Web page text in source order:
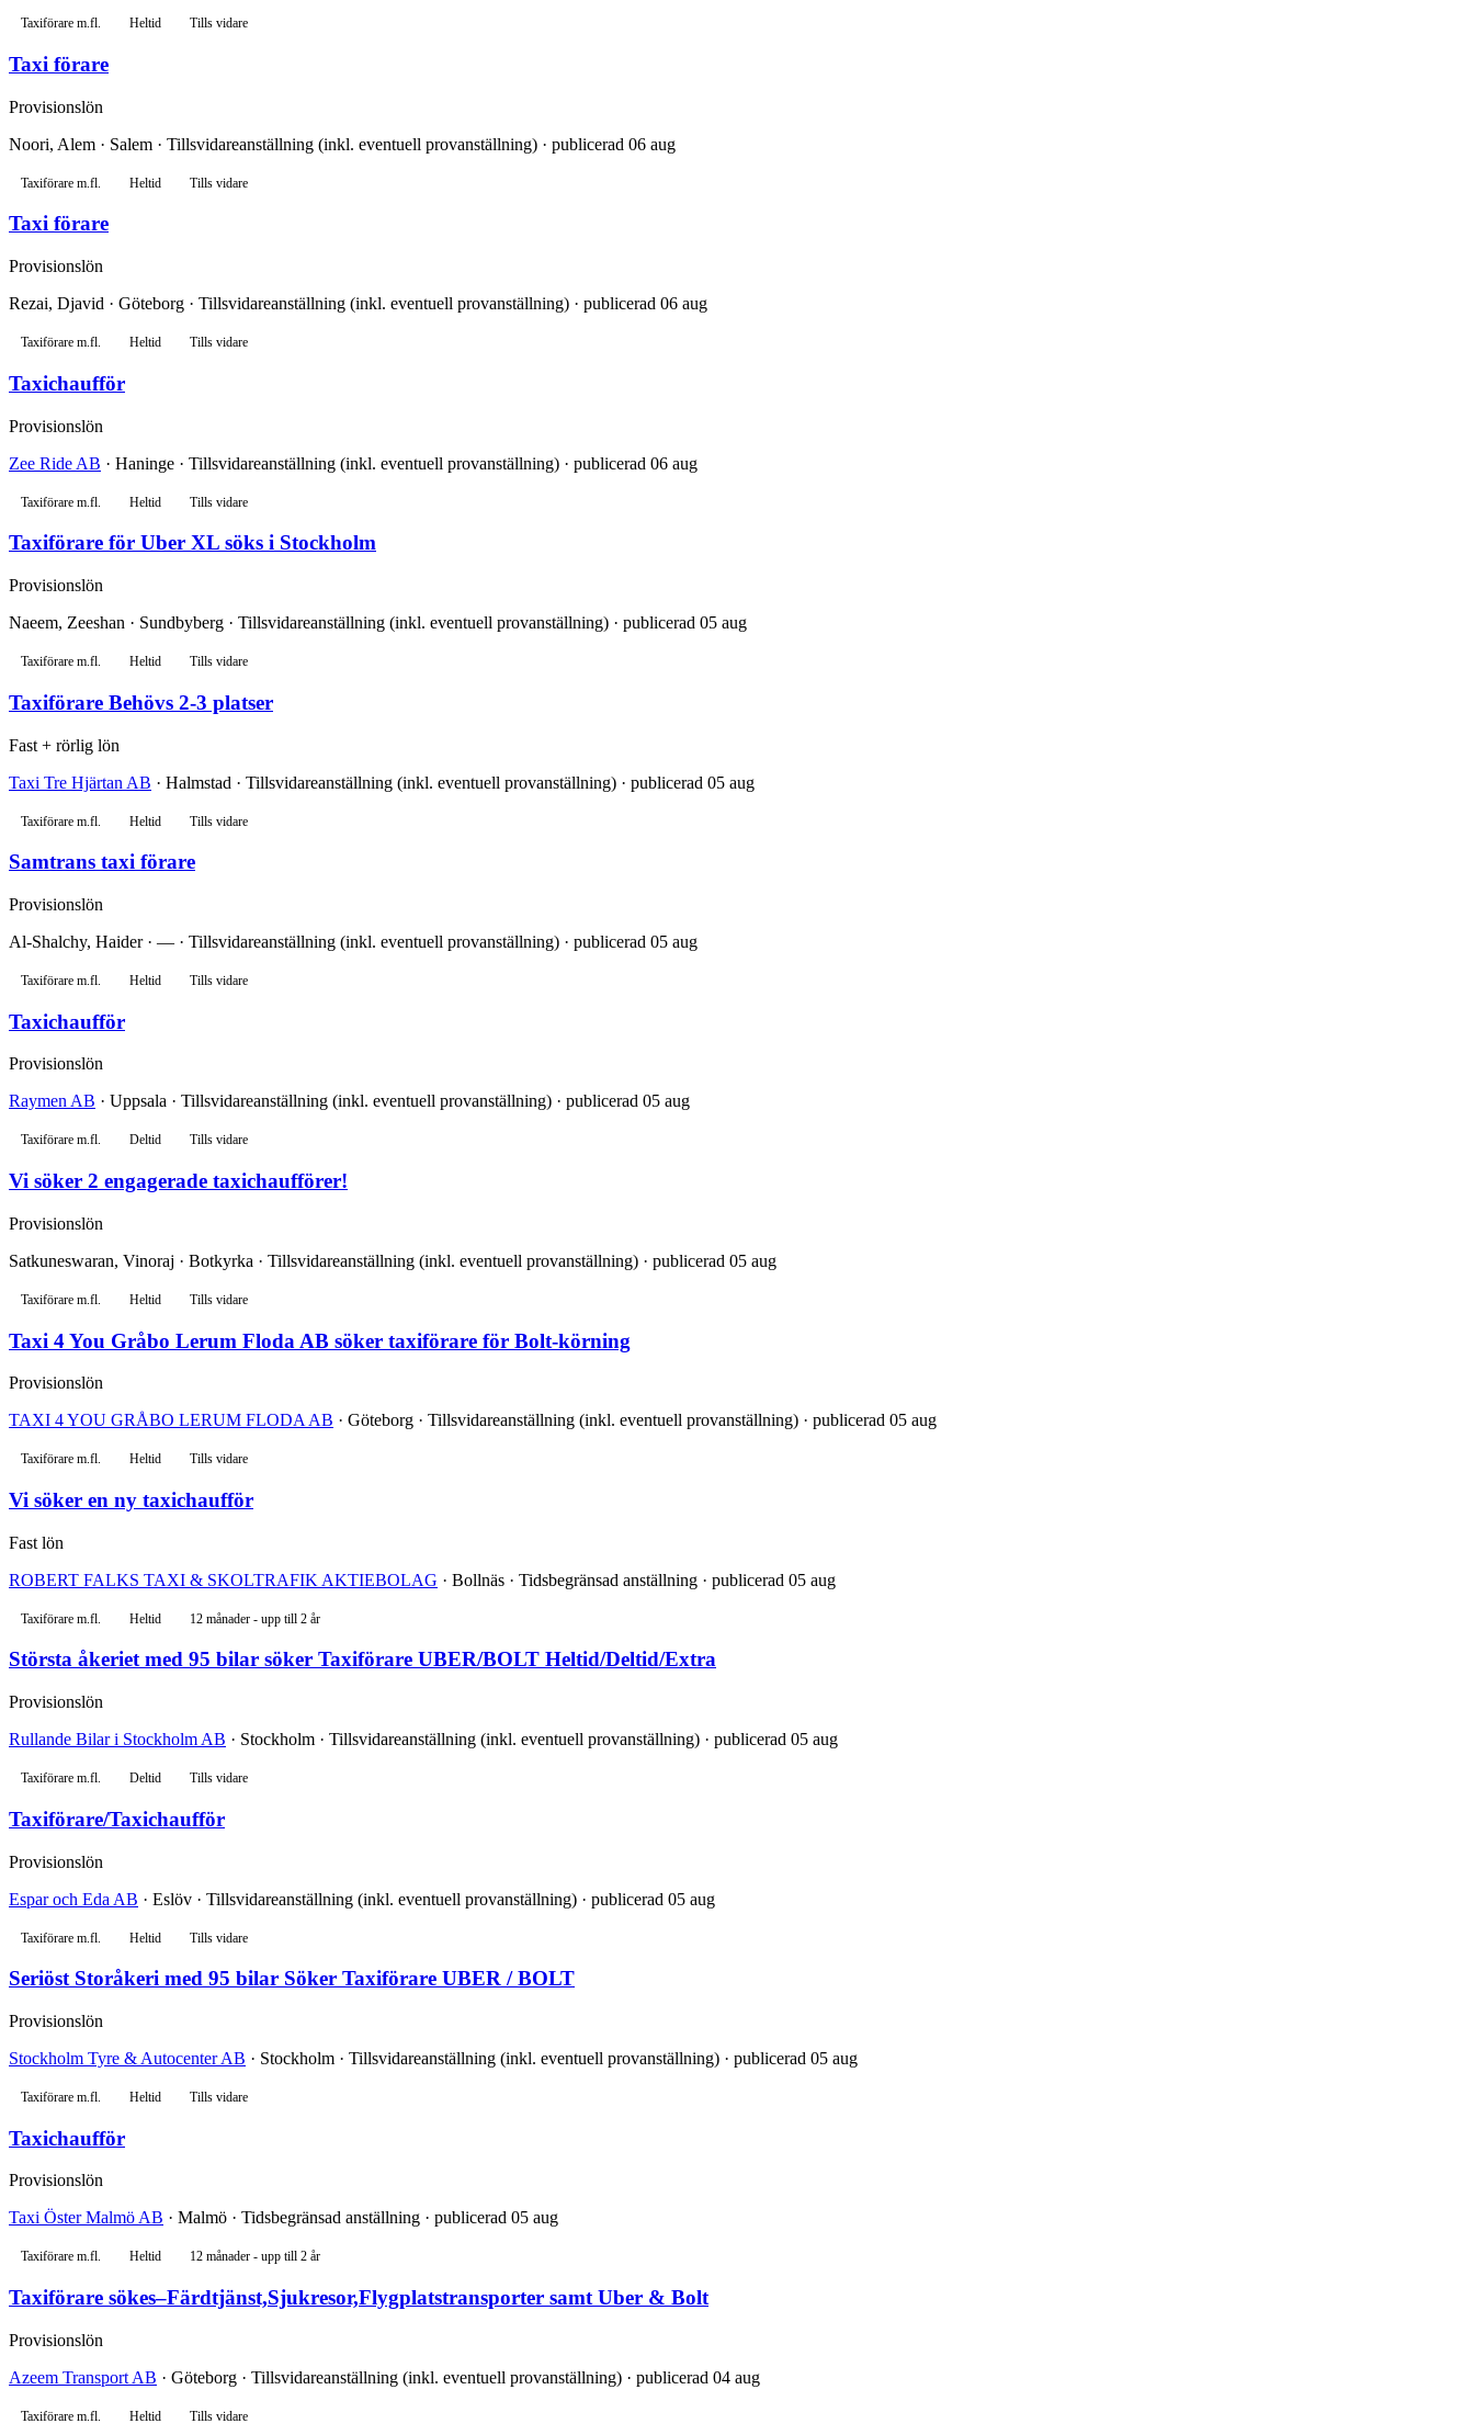
Taxiförare m.fl. Heltid Tills vidare
Taxi förare
Provisionslön
Noori, Alem · Salem · Tillsvidareanställning (inkl. eventuell provanställning) · publicerad 06 aug
Taxiförare m.fl. Heltid Tills vidare
Taxi förare
Provisionslön
Rezai, Djavid · Göteborg · Tillsvidareanställning (inkl. eventuell provanställning) · publicerad 06 aug
Taxiförare m.fl. Heltid Tills vidare
Taxichaufför
Provisionslön
Zee Ride AB · Haninge · Tillsvidareanställning (inkl. eventuell provanställning) · publicerad 06 aug
Taxiförare m.fl. Heltid Tills vidare
Taxiförare för Uber XL söks i Stockholm
Provisionslön
Naeem, Zeeshan · Sundbyberg · Tillsvidareanställning (inkl. eventuell provanställning) · publicerad 05 aug
Taxiförare m.fl. Heltid Tills vidare
Taxiförare Behövs 2-3 platser
Fast + rörlig lön
Taxi Tre Hjärtan AB · Halmstad · Tillsvidareanställning (inkl. eventuell provanställning) · publicerad 05 aug
Taxiförare m.fl. Heltid Tills vidare
Samtrans taxi förare
Provisionslön
Al-Shalchy, Haider · — · Tillsvidareanställning (inkl. eventuell provanställning) · publicerad 05 aug
Taxiförare m.fl. Heltid Tills vidare
Taxichaufför
Provisionslön
Raymen AB · Uppsala · Tillsvidareanställning (inkl. eventuell provanställning) · publicerad 05 aug
Taxiförare m.fl. Deltid Tills vidare
Vi söker 2 engagerade taxichaufförer!
Provisionslön
Satkuneswaran, Vinoraj · Botkyrka · Tillsvidareanställning (inkl. eventuell provanställning) · publicerad 05 aug
Taxiförare m.fl. Heltid Tills vidare
Taxi 4 You Gråbo Lerum Floda AB söker taxiförare för Bolt-körning
Provisionslön
TAXI 4 YOU GRÅBO LERUM FLODA AB · Göteborg · Tillsvidareanställning (inkl. eventuell provanställning) · publicerad 05 aug
Taxiförare m.fl. Heltid Tills vidare
Vi söker en ny taxichaufför
Fast lön
ROBERT FALKS TAXI & SKOLTRAFIK AKTIEBOLAG · Bollnäs · Tidsbegränsad anställning · publicerad 05 aug
Taxiförare m.fl. Heltid 12 månader - upp till 2 år
Största åkeriet med 95 bilar söker Taxiförare UBER/BOLT Heltid/Deltid/Extra
Provisionslön
Rullande Bilar i Stockholm AB · Stockholm · Tillsvidareanställning (inkl. eventuell provanställning) · publicerad 05 aug
Taxiförare m.fl. Deltid Tills vidare
Taxiförare/Taxichaufför
Provisionslön
Espar och Eda AB · Eslöv · Tillsvidareanställning (inkl. eventuell provanställning) · publicerad 05 aug
Taxiförare m.fl. Heltid Tills vidare
Seriöst Storåkeri med 95 bilar Söker Taxiförare UBER / BOLT
Provisionslön
Stockholm Tyre & Autocenter AB · Stockholm · Tillsvidareanställning (inkl. eventuell provanställning) · publicerad 05 aug
Taxiförare m.fl. Heltid Tills vidare
Taxichaufför
Provisionslön
Taxi Öster Malmö AB · Malmö · Tidsbegränsad anställning · publicerad 05 aug
Taxiförare m.fl. Heltid 12 månader - upp till 2 år
Taxiförare sökes–Färdtjänst,Sjukresor,Flygplatstransporter samt Uber & Bolt
Provisionslön
Azeem Transport AB · Göteborg · Tillsvidareanställning (inkl. eventuell provanställning) · publicerad 04 aug
Taxiförare m.fl. Heltid Tills vidare